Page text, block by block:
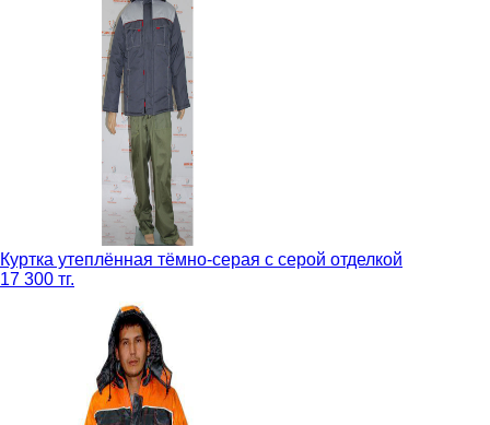
Куртка утеплённая тёмно-серая с серой отделкой
17 300 тг.